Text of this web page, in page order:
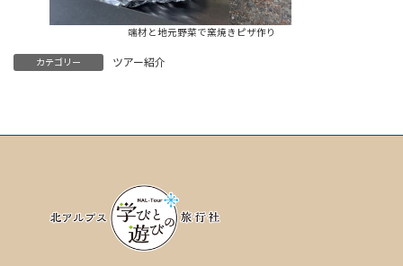
端材と地元野菜で窯焼きピザ作り
カテゴリー ツアー紹介